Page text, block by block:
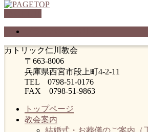
カトリック仁川教会
〒663-8006
兵庫県西宮市段上町4-2-11
TEL 0798-51-0176
FAX 0798-51-9863
トップページ
教会案内